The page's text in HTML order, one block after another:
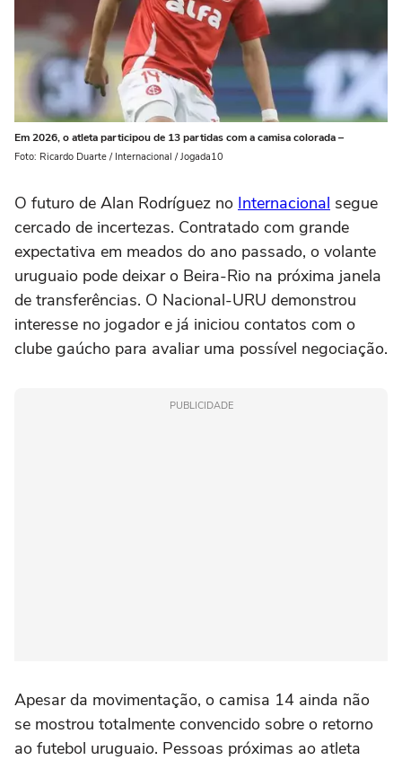
Em 2026, o atleta participou de 13 partidas com a camisa colorada –
Foto: Ricardo Duarte / Internacional / Jogada10
O futuro de Alan Rodríguez no Internacional segue
cercado de incertezas. Contratado com grande
expectativa em meados do ano passado, o volante
uruguaio pode deixar o Beira-Rio na próxima janela
de transferências. O Nacional-URU demonstrou
interesse no jogador e já iniciou contatos com o
clube gaúcho para avaliar uma possível negociação.
PUBLICIDADE
Apesar da movimentação, o camisa 14 ainda não
se mostrou totalmente convencido sobre o retorno
ao futebol uruguaio. Pessoas próximas ao atleta